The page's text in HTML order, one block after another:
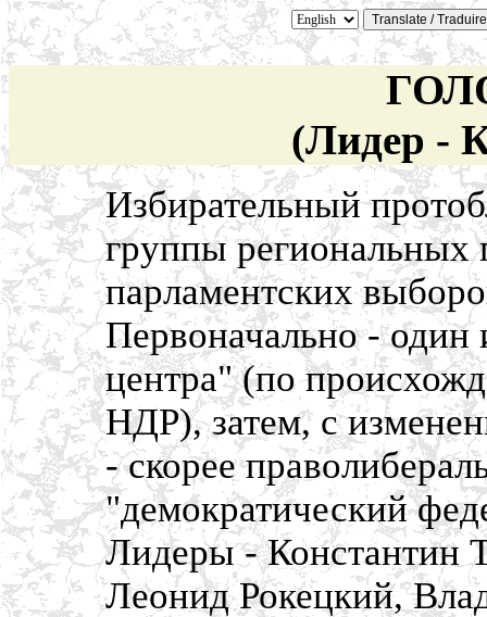
(Лидер -
Избирательный
группы региональных
парламентских
Первоначально - один
центра" (по
НДР), затем, с
- скорее
"демократический
Лидеры - Константин
Леонид Рокецкий,